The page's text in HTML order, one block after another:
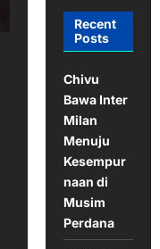
Recent
Posts
Chivu
Bawa Inter
Milan
Menuju
Kesempur
naan di
Musim
Perdana